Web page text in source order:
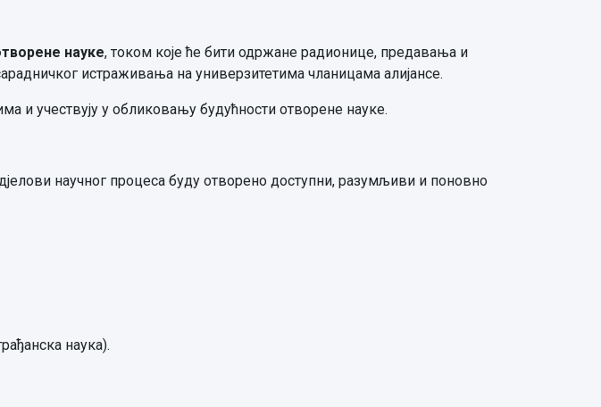
науке, током које ће бити одржане радионице, предавања и
истраживања на универзитетима чланицама алијансе.
и учествују у обликовању будућности отворене науке.
научног процеса буду отворено доступни, разумљиви и поновно
наука).